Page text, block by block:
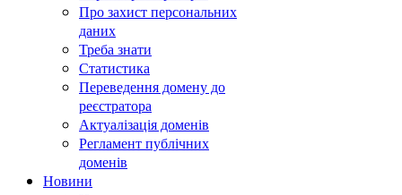
Про захист персональних
даних
Треба знати
Статистика
Переведення домену до
реєстратора
Актуалізація доменів
Регламент публічних
доменів
Новини